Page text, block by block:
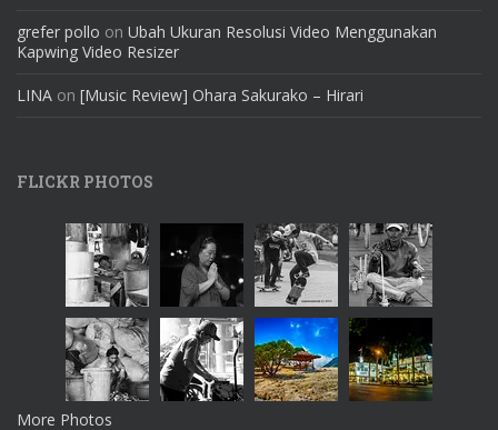
grefer pollo on Ubah Ukuran Resolusi Video Menggunakan
Kapwing Video Resizer
LINA on [Music Review] Ohara Sakurako – Hirari
FLICKR PHOTOS
More Photos